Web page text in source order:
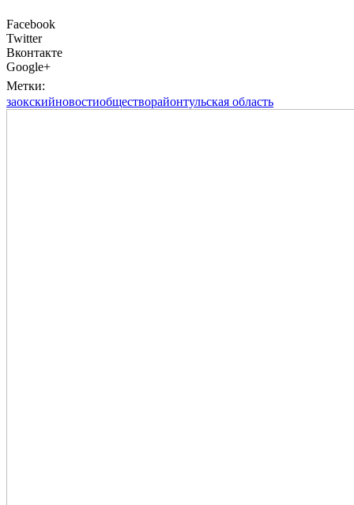
Facebook
Twitter
Вконтакте
Google+
Метки:
заокскийновостиобществорайонтульская область